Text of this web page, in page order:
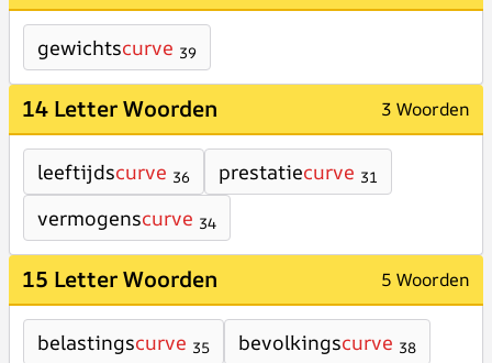
gewichtscurve 39
14 Letter Woorden 3 Woorden
leeftijdscurve 36 prestatiecurve 31
vermogenscurve 34
15 Letter Woorden 5 Woorden
belastingscurve 35 bevolkingscurve 38